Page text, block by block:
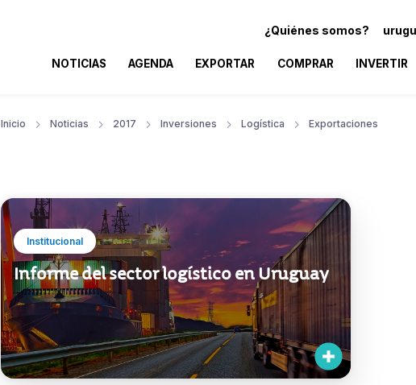
¿Quiénes somos?
NOTICIAS AGENDA EXPORTAR COMPRAR INVERTIR
Inicio Noticias 2017 Inversiones Logística Exportaciones
Institucional
Informe del sector logístico en Uruguay